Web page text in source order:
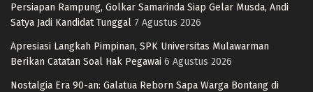
Persiapan Rampung, Golkar Samarinda Siap Gelar Musda, Andi
Satya Jadi Kandidat Tunggal 7 Agustus 2026
Apresiasi Langkah Pimpinan, SPK Universitas Mulawarman
Berikan Catatan Soal Hak Pegawai 6 Agustus 2026
Nostalgia Era 90-an: Galatua Reborn Sapa Warga Bontang di